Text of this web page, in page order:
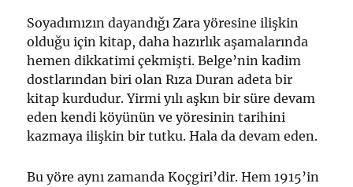
Soyadımızın dayandığı Zara yöresine ilişkin
olduğu için kitap, daha hazırlık aşamalarında
hemen dikkatimi çekmişti. Belge’nin kadim
dostlarından biri olan Rıza Duran adeta bir
kitap kurdudur. Yirmi yılı aşkın bir süre devam
eden kendi köyünün ve yöresinin tarihini
kazmaya ilişkin bir tutku. Hala da devam eden.
Bu yöre aynı zamanda Koçgiri’dir. Hem 1915’in